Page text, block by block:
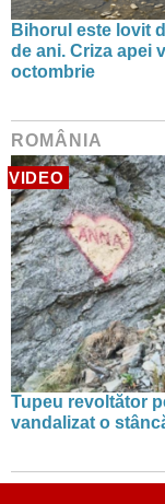
Bihorul este lovit
de ani. Criza apei
octombrie
ROMÂNIA
VIDEO
Tupeu revoltător
vandalizat o